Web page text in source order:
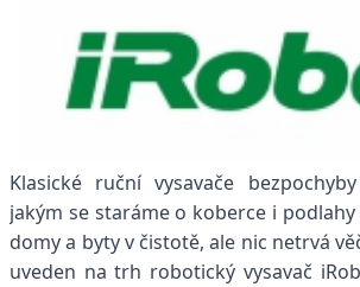
Klasické ruční vysavače
jakým se staráme o koberce i
domy a byty v čistotě, ale nic netrvá
uveden na trh robotický vysavač